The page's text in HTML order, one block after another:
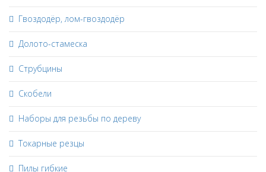
Гвоздодёр, лом-гвоздодёр
Долото-стамеска
Струбцины
Скобели
Наборы для резьбы по дереву
Токарные резцы
Пилы гибкие